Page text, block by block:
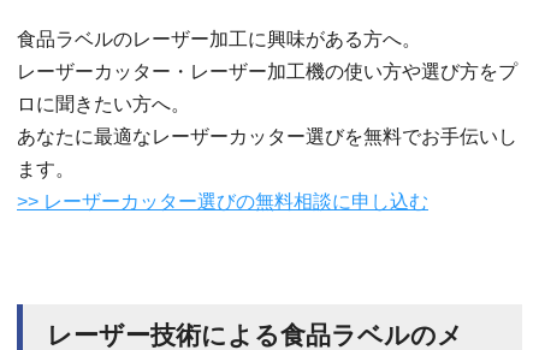
食品ラベルのレーザー加工に興味がある方へ。
レーザーカッター・レーザー加工機の使い方や選び方をプ
ロに聞きたい方へ。
あなたに最適なレーザーカッター選びを無料でお手伝いし
ます。
>> レーザーカッター選びの無料相談に申し込む
レーザー技術による食品ラベルのメ